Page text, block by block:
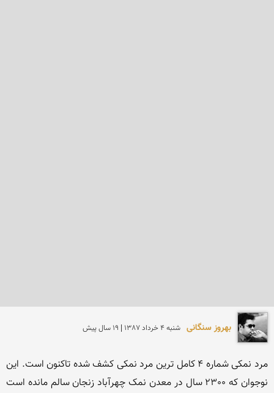
بهروز سنگانی شنبه 4 خرداد 1387 | 19 سال پیش